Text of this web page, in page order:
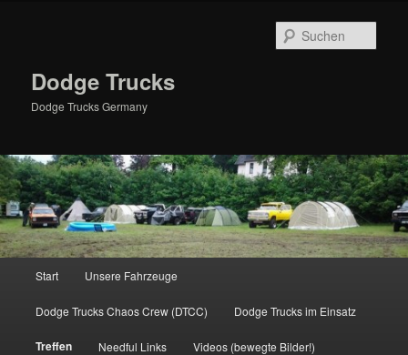
Dodge Trucks
Dodge Trucks Germany
Start Unsere Fahrzeuge
Dodge Trucks Chaos Crew (DTCC) Dodge Trucks im Einsatz
Treffen Needful Links Videos (bewegte Bilder!)